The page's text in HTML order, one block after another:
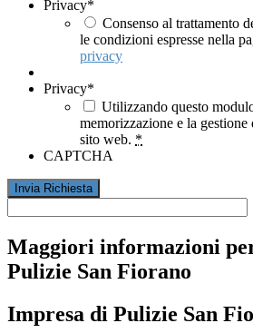
Privacy*
Consenso al trattamento
le condizioni espresse nella
privacy
Privacy*
Utilizzando questo
memorizzazione e la
sito web. *
CAPTCHA
Maggiori informazioni
Pulizie San Fiorano
Impresa di Pulizie San